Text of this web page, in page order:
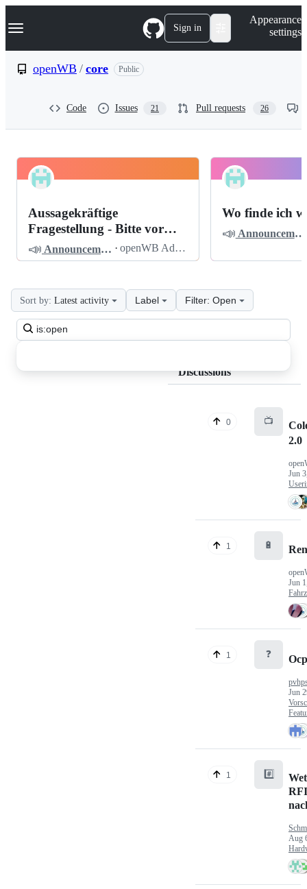
k
p
Navigation Menu Sign in
Appearance
settings
openWB / core Public
Code Issues 21 Pull requests 26
openWB
Discussions
Pinned
Aussagekräftige
Fragestellung - Bitte vor
dem Posten lesen
📣 Announcements · openWB Admin
Wo finde ich
📣 Announcements
Search
all
Sort by: Latest activity Label Filter: Open
Discussions
0 📺
2.0
Jun
1 🔋
Jun
1 ❓
Jun
1 #️⃣
Aug